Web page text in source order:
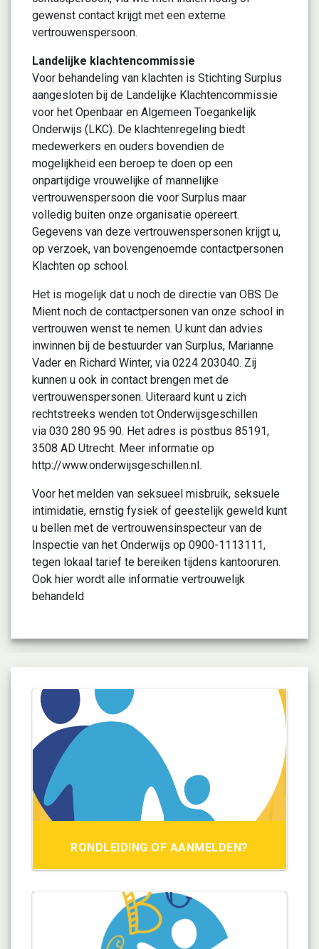
gewenst contact krijgt met een externe
vertrouwenspersoon.
Landelijke klachtencommissie
Voor behandeling van klachten is Stichting Surplus
aangesloten bij de Landelijke Klachtencommissie
voor het Openbaar en Algemeen Toegankelijk
Onderwijs (LKC). De klachtenregeling biedt
medewerkers en ouders bovendien de
mogelijkheid een beroep te doen op een
onpartijdige vrouwelijke of mannelijke
vertrouwenspersoon die voor Surplus maar
volledig buiten onze organisatie opereert.
Gegevens van deze vertrouwenspersonen krijgt u,
op verzoek, van bovengenoemde contactpersonen
Klachten op school.
Het is mogelijk dat u noch de directie van OBS De
Mient noch de contactpersonen van onze school in
vertrouwen wenst te nemen. U kunt dan advies
inwinnen bij de bestuurder van Surplus, Marianne
Vader en Richard Winter, via 0224 203040. Zij
kunnen u ook in contact brengen met de
vertrouwenspersonen. Uiteraard kunt u zich
rechtstreeks wenden tot Onderwijsgeschillen
via 030 280 95 90. Het adres is postbus 85191,
3508 AD Utrecht. Meer informatie op
http://www.onderwijsgeschillen.nl.
Voor het melden van seksueel misbruik, seksuele
intimidatie, ernstig fysiek of geestelijk geweld kunt
u bellen met de vertrouwensinspecteur van de
Inspectie van het Onderwijs op 0900-1113111,
tegen lokaal tarief te bereiken tijdens kantooruren.
Ook hier wordt alle informatie vertrouwelijk
behandeld
RONDLEIDING OF AANMELDEN?